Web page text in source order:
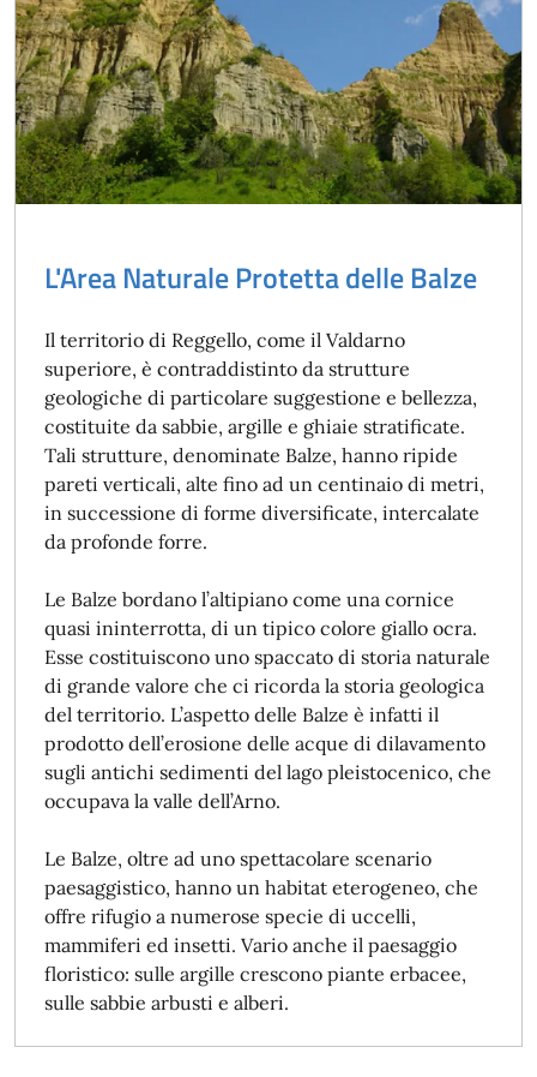
L'Area Naturale Protetta delle Balze
Il territorio di Reggello, come il Valdarno
superiore, è contraddistinto da strutture
geologiche di particolare suggestione e bellezza,
costituite da sabbie, argille e ghiaie stratificate.
Tali strutture, denominate Balze, hanno ripide
pareti verticali, alte fino ad un centinaio di metri,
in successione di forme diversificate, intercalate
da profonde forre.
Le Balze bordano l’altipiano come una cornice
quasi ininterrotta, di un tipico colore giallo ocra.
Esse costituiscono uno spaccato di storia naturale
di grande valore che ci ricorda la storia geologica
del territorio. L’aspetto delle Balze è infatti il
prodotto dell’erosione delle acque di dilavamento
sugli antichi sedimenti del lago pleistocenico, che
occupava la valle dell’Arno.
Le Balze, oltre ad uno spettacolare scenario
paesaggistico, hanno un habitat eterogeneo, che
offre rifugio a numerose specie di uccelli,
mammiferi ed insetti. Vario anche il paesaggio
floristico: sulle argille crescono piante erbacee,
sulle sabbie arbusti e alberi.